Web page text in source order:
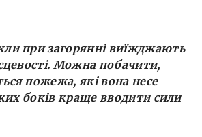
при загорянні виїжджають
Можна побачити,
пожежа, які вона несе
боків краще вводити сили